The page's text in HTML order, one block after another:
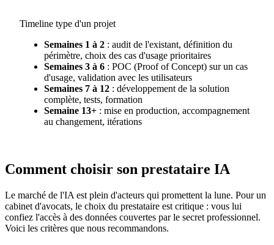
Timeline type d'un projet
Semaines 1 à 2 : audit de l'existant, définition du
périmètre, choix des cas d'usage prioritaires
Semaines 3 à 6 : POC (Proof of Concept) sur un cas
d'usage, validation avec les utilisateurs
Semaines 7 à 12 : développement de la solution
complète, tests, formation
Semaine 13+ : mise en production, accompagnement
au changement, itérations
Comment choisir son prestataire IA
Le marché de l'IA est plein d'acteurs qui promettent la lune. Pour un
cabinet d'avocats, le choix du prestataire est critique : vous lui
confiez l'accès à des données couvertes par le secret professionnel.
Voici les critères que nous recommandons.